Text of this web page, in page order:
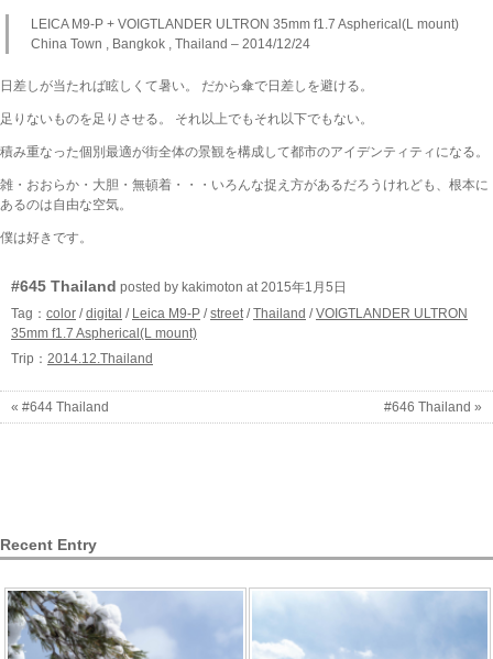
LEICA M9-P + VOIGTLANDER ULTRON 35mm f1.7 Aspherical(L mount)
China Town , Bangkok , Thailand – 2014/12/24
日差しが当たれば眩しくて暑い。 だから傘で日差しを避ける。
足りないものを足りさせる。 それ以上でもそれ以下でもない。
積み重なった個別最適が街全体の景観を構成して都市のアイデンティティになる。
雑・おおらか・大胆・無頓着・・・いろんな捉え方があるだろうけれども、根本に
あるのは自由な空気。
僕は好きです。
#645 Thailand posted by kakimoton at 2015年1月5日
Tag： color /digital / Leica M9-P /street/Thailand /VOIGTLANDER ULTRON
35mm f1.7 Aspherical(L mount)
Trip： 2014.12.Thailand
« #644 Thailand #646 Thailand »
Recent Entry